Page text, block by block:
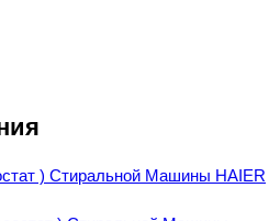
) Стиральной Машины HAIER